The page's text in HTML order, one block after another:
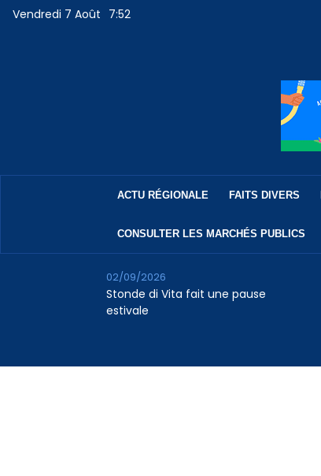
Vendredi 7 Août 7:52
ACTU RÉGIONALE FAITS DIVERS
CONSULTER LES MARCHÉS PUBLICS
Stonde di Vita fait une pause
estivale
02/09/2026